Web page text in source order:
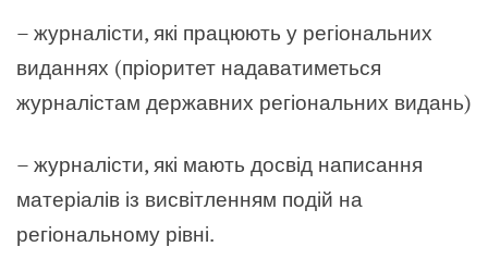
– журналісти, які працюють у регіональних
виданнях (пріоритет надаватиметься
журналістам державних регіональних видань)
– журналісти, які мають досвід написання
матеріалів із висвітленням подій на
регіональному рівні.